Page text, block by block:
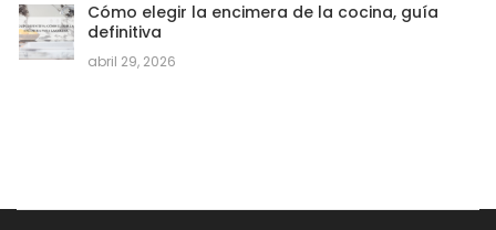
Cómo elegir la encimera de la cocina, guía
definitiva
abril 29, 2026